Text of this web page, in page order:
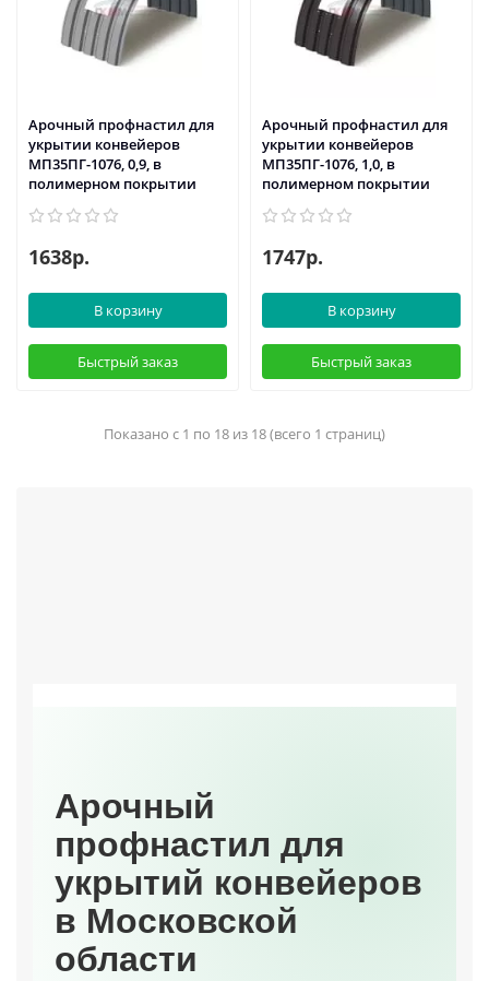
Арочный профнастил для
укрытии конвейеров
МП35ПГ-1076, 0,9, в
полимерном покрытии
1638р.
В корзину
Быстрый заказ
Арочный профнастил для
укрытии конвейеров
МП35ПГ-1076, 1,0, в
полимерном покрытии
1747р.
В корзину
Быстрый заказ
Показано с 1 по 18 из 18 (всего 1 страниц)
Арочный
профнастил для
укрытий конвейеров
в Московской
области